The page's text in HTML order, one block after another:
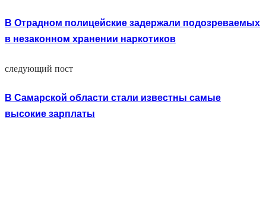
В Отрадном полицейские задержали подозреваемых
в незаконном хранении наркотиков
следующий пост
В Самарской области стали известны самые
высокие зарплаты